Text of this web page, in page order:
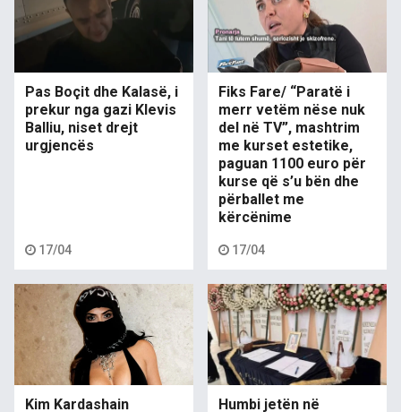
Pas Boçit dhe Kalasë, i
prekur nga gazi Klevis
Balliu, niset drejt
urgjencës
17/04
Fiks Fare/ “Paratë i
merr vetëm nëse nuk
del në TV”, mashtrim
me kurset estetike,
paguan 1100 euro për
kurse që s’u bën dhe
përballet me
kërcënime
17/04
Kim Kardashain Humbi jetën në